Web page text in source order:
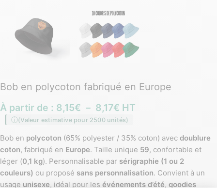
Bob en polycoton fabriqué en Europe
À partir de : 8,15€ – 8,17€ HT
(Valeur estimative pour 2500 unités)
Bob en polycoton (65% polyester / 35% coton) avec doublure
coton, fabriqué en Europe. Taille unique 59, confortable et
léger (0,1 kg). Personnalisable par sérigraphie (1 ou 2
couleurs) ou proposé sans personnalisation. Convient à un
usage unisexe, idéal pour les événements d’été, goodies